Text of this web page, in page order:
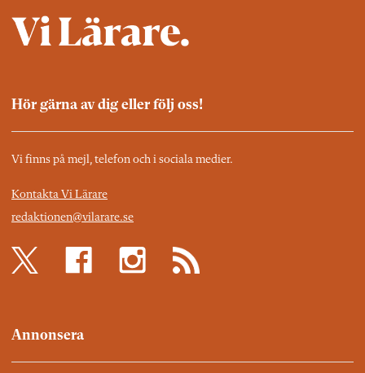
Hör gärna av dig eller följ oss!
Vi finns på mejl, telefon och i sociala medier.
Kontakta Vi Lärare
redaktionen@vilarare.se
Annonsera